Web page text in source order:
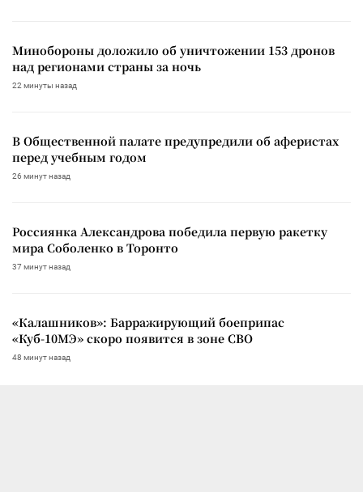
Минобороны доложило об уничтожении 153 дронов
над регионами страны за ночь
22 минуты назад
В Общественной палате предупредили об аферистах
перед учебным годом
26 минут назад
Россиянка Александрова победила первую ракетку
мира Соболенко в Торонто
37 минут назад
«Калашников»: Барражирующий боеприпас
«Куб-10МЭ» скоро появится в зоне СВО
48 минут назад